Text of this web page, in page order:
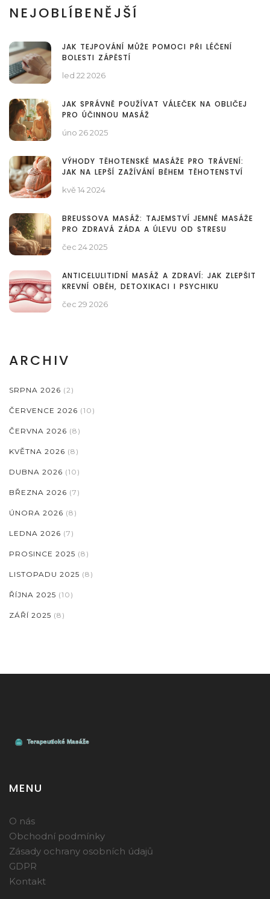
NEJOBLÍBENĚJŠÍ
JAK TEJPOVÁNÍ MŮŽE POMOCI PŘI LÉČENÍ
BOLESTI ZÁPĚSTÍ
led 22 2026
JAK SPRÁVNĚ POUŽÍVAT VÁLEČEK NA OBLIČEJ
PRO ÚČINNOU MASÁŽ
úno 26 2025
VÝHODY TĚHOTENSKÉ MASÁŽE PRO TRÁVENÍ:
JAK NA LEPŠÍ ZAŽÍVÁNÍ BĚHEM TĚHOTENSTVÍ
kvě 14 2024
BREUSSOVA MASÁŽ: TAJEMSTVÍ JEMNÉ MASÁŽE
PRO ZDRAVÁ ZÁDA A ÚLEVU OD STRESU
čec 24 2025
ANTICELULITIDNÍ MASÁŽ A ZDRAVÍ: JAK ZLEPŠIT
KREVNÍ OBĚH, DETOXIKACI I PSYCHIKU
čec 29 2026
ARCHIV
SRPNA 2026 (2)
ČERVENCE 2026 (10)
ČERVNA 2026 (8)
KVĚTNA 2026 (8)
DUBNA 2026 (10)
BŘEZNA 2026 (7)
ÚNORA 2026 (8)
LEDNA 2026 (7)
PROSINCE 2025 (8)
LISTOPADU 2025 (8)
ŘÍJNA 2025 (10)
ZÁŘÍ 2025 (8)
MENU
O nás
Obchodní podmínky
Zásady ochrany osobních údajů
GDPR
Kontakt